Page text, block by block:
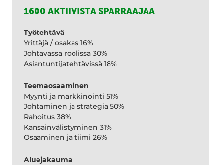
1600 AKTIIVISTA SPARRAAJAA
Työtehtävä
Yrittäjä / osakas 16%
Johtavassa roolissa 30%
Asiantuntijatehtävissä 18%
Teemaosaaminen
Myynti ja markkinointi 51%
Johtaminen ja strategia 50%
Rahoitus 38%
Kansainvälistyminen 31%
Osaaminen ja tiimi 26%
Aluejakauma